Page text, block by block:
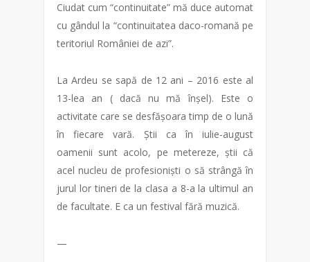
Ciudat cum “continuitate” mă duce automat
cu gândul la “continuitatea daco-romană pe
teritoriul României de azi”.
La Ardeu se sapă de 12 ani – 2016 este al
13-lea an ( dacă nu mă înșel). Este o
activitate care se desfășoara timp de o lună
în fiecare vară. Știi ca în iulie-august
oamenii sunt acolo, pe metereze, știi că
acel nucleu de profesioniști o să strângă în
jurul lor tineri de la clasa a 8-a la ultimul an
de facultate. E ca un festival fără muzică.
—